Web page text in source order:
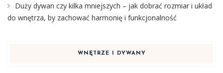
Duży dywan czy kilka mniejszych – jak dobrać rozmiar i układ
do wnętrza, by zachować harmonię i funkcjonalność
WNĘTRZE I DYWANY